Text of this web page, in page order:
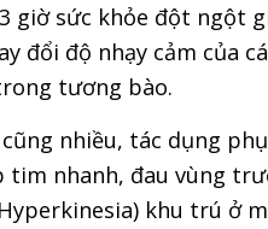
giờ sức khỏe đột ngột
đổi độ nhạy cảm của
tương bào.
nhiều, tác dụng
tim nhanh, đau vùng
khu trú ở